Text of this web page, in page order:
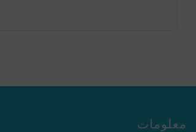
معلومات